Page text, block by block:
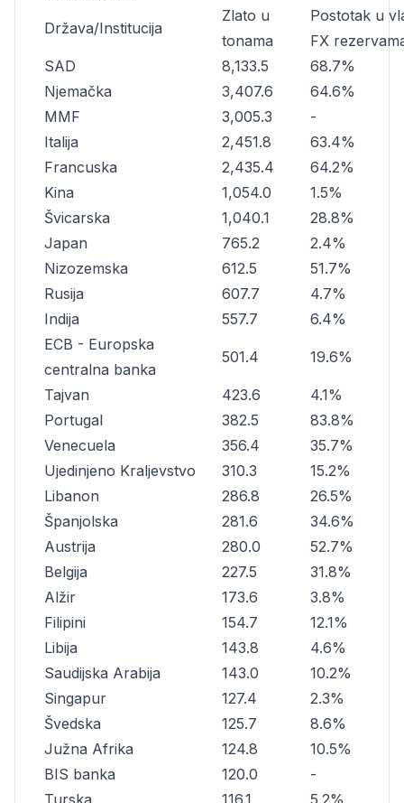
Država/Institucija
Zlato u
tonama
Postotak u
FX
SAD
8,133.5
68.7%
Njemačka
3,407.6
64.6%
MMF
3,005.3
-
Italija
2,451.8
63.4%
Francuska
2,435.4
64.2%
Kina
1,054.0
1.5%
Švicarska
1,040.1
28.8%
Japan
765.2
2.4%
Nizozemska
612.5
51.7%
Rusija
607.7
4.7%
Indija
557.7
6.4%
ECB - Europska
centralna banka
501.4 19.6%
Tajvan 423.6
4.1%
Portugal
382.5
83.8%
Venecuela
356.4
35.7%
Ujedinjeno Kraljevstvo
310.3
15.2%
Libanon
286.8
26.5%
Španjolska
281.6
34.6%
Austrija
280.0
52.7%
Belgija
227.5
31.8%
Alžir
173.6
3.8%
Filipini
154.7
12.1%
Libija
143.8
4.6%
Saudijska Arabija
143.0
10.2%
Singapur
127.4
2.3%
Švedska
125.7
8.6%
Južna Afrika
124.8
10.5%
BIS banka
120.0
-
Turska
116.1 5.2%